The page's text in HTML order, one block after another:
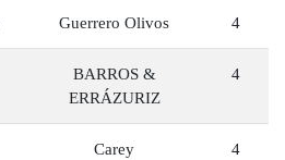
Guerrero Olivos 4
BARROS &
ERRÁZURIZ
4
Carey 4